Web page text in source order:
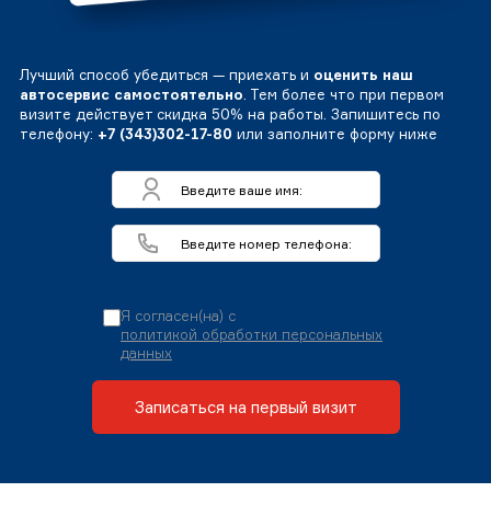
Лучший способ убедиться — приехать и оценить наш
автосервис самостоятельно. Тем более что при первом
визите действует скидка 50% на работы. Запишитесь по
телефону: +7 (343)302-17-80 или заполните форму ниже
Я согласен(на) с
политикой обработки персональных
данных
Записаться на первый визит